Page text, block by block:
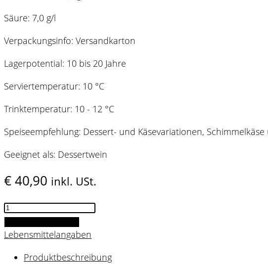
Säure: 7,0 g/l
Verpackungsinfo: Versandkarton
Lagerpotential: 10 bis 20 Jahre
Serviertemperatur: 10 °C
Trinktemperatur: 10 - 12 °C
Speiseempfehlung: Dessert- und Käsevariationen, Schimmelkäse
Geeignet als: Dessertwein
€40,90 inkl. USt.
HILL3
2024
Menge
Lebensmittelangaben
Produktbeschreibung